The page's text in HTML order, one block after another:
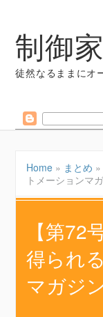
制御
徒然なるままにオ
Home » まとめ »
トメーションマ
【第72
得られ
マガジ